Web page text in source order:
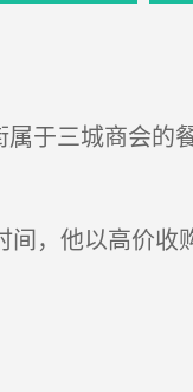
于三城商会的
，他以高价